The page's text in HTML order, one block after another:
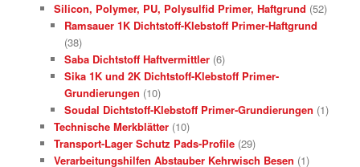
Silicon, Polymer, PU, Polysulfid Primer, Haftgrund (52)
Ramsauer 1K Dichtstoff-Klebstoff Primer-Haftgrund
(38)
Saba Dichtstoff Haftvermittler (6)
Sika 1K und 2K Dichtstoff-Klebstoff Primer-
Grundierungen (10)
Soudal Dichtstoff-Klebstoff Primer-Grundierungen (1)
Technische Merkblätter (10)
Transport-Lager Schutz Pads-Profile (29)
Verarbeitungshilfen Abstauber Kehrwisch Besen (1)